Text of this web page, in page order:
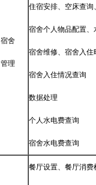
宿舍
管理
住宿安排、空床查询
宿舍个人物品配置、
宿舍维修、宿舍入
宿舍入住情况查询
数据处理
个人水电费查询
宿舍水电费查询
餐厅设置、餐厅消费